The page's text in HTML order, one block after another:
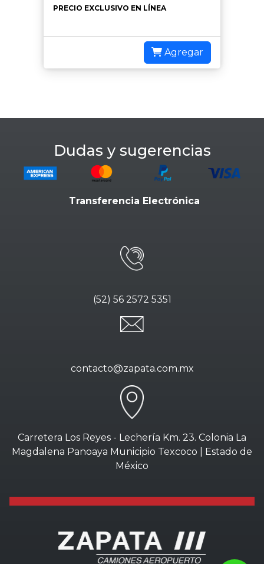
PRECIO EXCLUSIVO EN LÍNEA
Agregar
Dudas y sugerencias
Transferencia Electrónica
(52) 56 2572 5351
contacto@zapata.com.mx
Carretera Los Reyes - Lechería Km. 23. Colonia La
Magdalena Panoaya Municipio Texcoco | Estado de
México